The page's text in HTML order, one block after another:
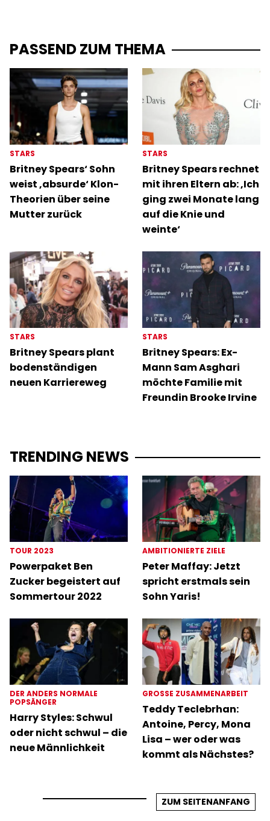
PASSEND ZUM THEMA
STARS
Britney Spears‘ Sohn
weist ‚absurde‘ Klon-
Theorien über seine
Mutter zurück
STARS
Britney Spears rechnet
mit ihren Eltern ab: ‚Ich
ging zwei Monate lang
auf die Knie und
weinte‘
STARS
Britney Spears plant
bodenständigen
neuen Karriereweg
STARS
Britney Spears: Ex-
Mann Sam Asghari
möchte Familie mit
Freundin Brooke Irvine
TRENDING NEWS
TOUR 2023
Powerpaket Ben
Zucker begeistert auf
Sommertour 2022
AMBITIONIERTE ZIELE
Peter Maffay: Jetzt
spricht erstmals sein
Sohn Yaris!
DER ANDERS NORMALE
POPSÄNGER
Harry Styles: Schwul
oder nicht schwul – die
neue Männlichkeit
GROSSE ZUSAMMENARBEIT
Teddy Teclebrhan:
Antoine, Percy, Mona
Lisa – wer oder was
kommt als Nächstes?
ZUM SEITENANFANG